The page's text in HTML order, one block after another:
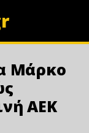
Μάρκο
ΑΕΚ